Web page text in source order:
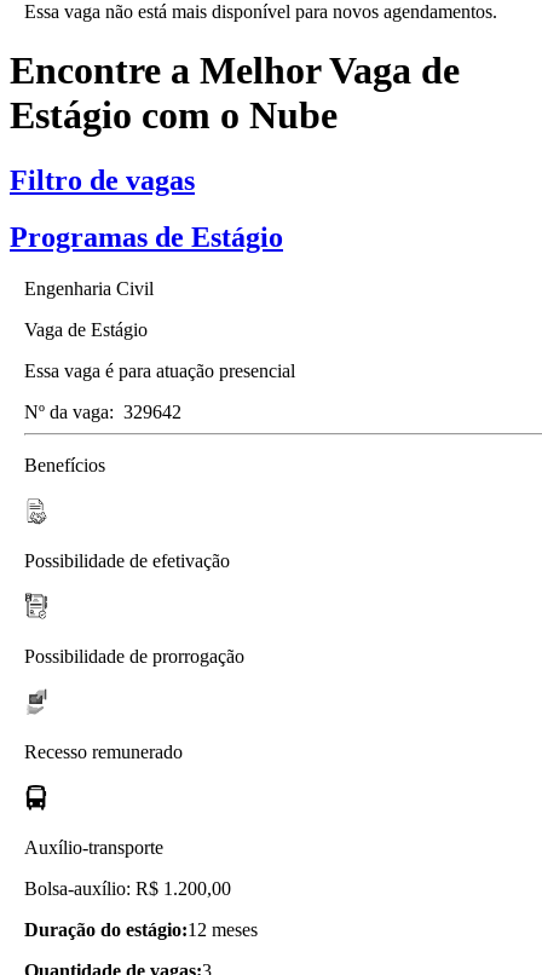
Essa vaga não está mais disponível para novos agendamentos.
Encontre a Melhor Vaga de
Estágio com o Nube
Filtro de vagas
Programas de Estágio
Engenharia Civil
Vaga de Estágio
Essa vaga é para atuação presencial
Nº da vaga: 329642
Benefícios
Possibilidade de efetivação
Possibilidade de prorrogação
Recesso remunerado
Auxílio-transporte
Bolsa-auxílio: R$ 1.200,00
Duração do estágio:12 meses
Quantidade de vagas:3